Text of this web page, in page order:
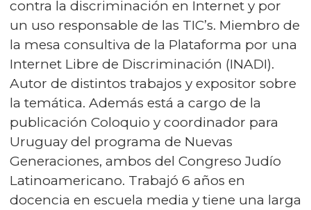
contra la discriminación en Internet y por
un uso responsable de las TIC’s. Miembro de
la mesa consultiva de la Plataforma por una
Internet Libre de Discriminación (INADI).
Autor de distintos trabajos y expositor sobre
la temática. Además está a cargo de la
publicación Coloquio y coordinador para
Uruguay del programa de Nuevas
Generaciones, ambos del Congreso Judío
Latinoamericano. Trabajó 6 años en
docencia en escuela media y tiene una larga